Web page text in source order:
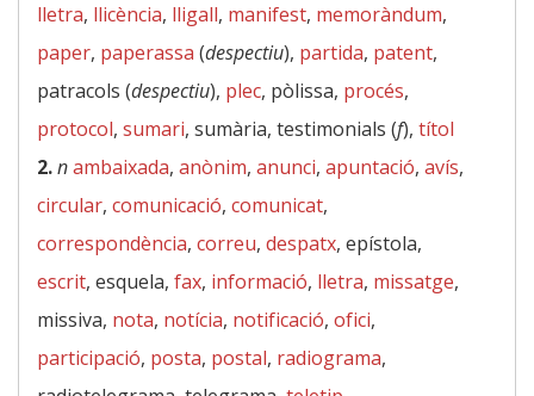
lletra, llicència, lligall, manifest, memoràndum,
paper, paperassa (despectiu), partida, patent,
patracols (despectiu), plec, pòlissa, procés,
protocol, sumari, sumària, testimonials (f), títol
2.nambaixada, anònim, anunci, apuntació, avís,
circular, comunicació, comunicat,
correspondència, correu, despatx, epístola,
escrit, esquela, fax, informació, lletra, missatge,
missiva, nota, notícia, notificació, ofici,
participació, posta, postal, radiograma,